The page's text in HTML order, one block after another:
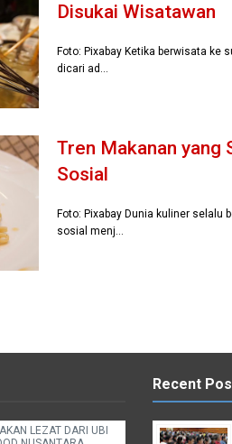
Disukai Wisatawan
Foto: Pixabay Ketika berwisata ke
dicari ad…
Tren Makanan yang
Sosial
Foto: Pixabay Dunia kuliner selalu
sosial menj…
LEZAT DARI UBI
Recent